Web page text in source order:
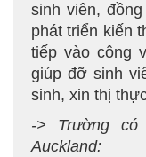
sinh viên,
phát triển kiến
tiếp vào công
giúp đỡ sinh
sinh, xin thị
-> Trường
Auckland: